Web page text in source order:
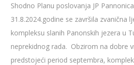
Shodno Planu poslovanja JP
31.8.2024.godine se završila zvanična
kompleksu slanih Panonskih jezera u
neprekidnog rada. Obzirom na dobre
predstojeći period septembra,